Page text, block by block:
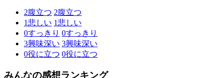
2腹立つ 2腹立つ
1悲しい 1悲しい
0すっきり 0すっきり
3興味深い 3興味深い
0役に立つ 0役に立つ
みんなの感想ランキング